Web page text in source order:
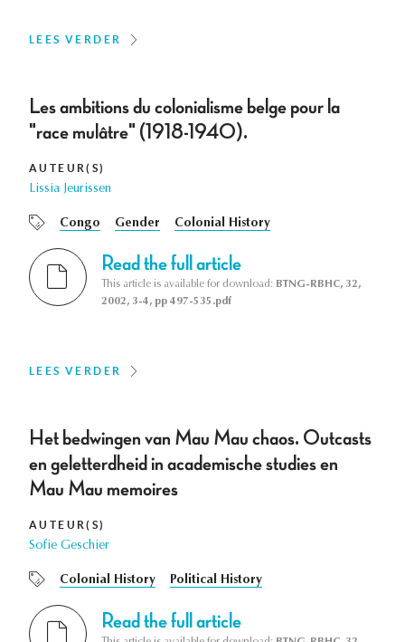
LEES VERDER
Les ambitions du colonialisme belge pour la
"race mulâtre" (1918-1940).
AUTEUR(S)
Lissia Jeurissen
Congo Gender Colonial History
Read the full article
This article is available for download: BTNG-RBHC, 32,
2002, 3-4, pp 497-535.pdf
LEES VERDER
Het bedwingen van Mau Mau chaos. Outcasts
en geletterdheid in academische studies en
Mau Mau memoires
AUTEUR(S)
Sofie Geschier
Colonial History Political History
Read the full article